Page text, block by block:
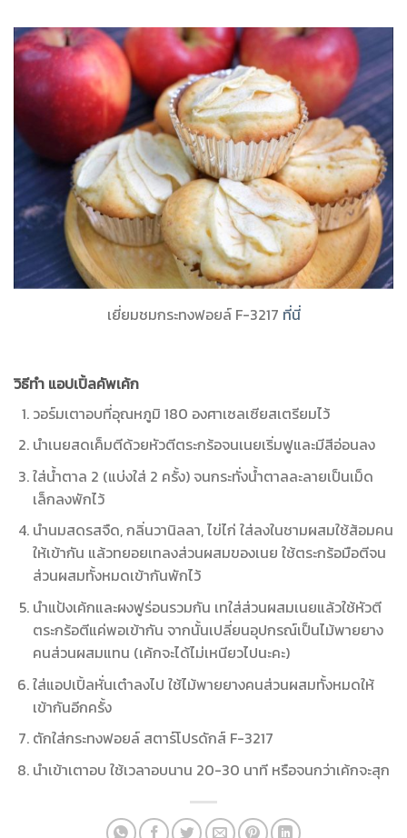
เยี่ยมชมกระทงฟอยล์ F-3217 ที่นี่
วิธีทำ แอปเปิ้ลคัพเค้ก
วอร์มเตาอบที่อุณหภูมิ 180 องศาเซลเซียสเตรียมไว้
นำเนยสดเค็มตีด้วยหัวตีตระกร้อจนเนยเริ่มฟูและมีสีอ่อนลง
ใส่น้ำตาล 2 (แบ่งใส่ 2 ครั้ง) จนกระทั่งน้ำตาลละลายเป็นเม็ด
เล็กลงพักไว้
นำนมสดรสจืด, กลิ่นวานิลลา, ไข่ไก่ ใส่ลงในชามผสมใช้ส้อมคน
ให้เข้ากัน แล้วทยอยเทลงส่วนผสมของเนย ใช้ตระกร้อมือตีจน
ส่วนผสมทั้งหมดเข้ากันพักไว้
นำแป้งเค้กและผงฟูร่อนรวมกัน เทใส่ส่วนผสมเนยแล้วใช้หัวตี
ตระกร้อตีแค่พอเข้ากัน จากนั้นเปลี่ยนอุปกรณ์เป็นไม้พายยาง
คนส่วนผสมแทน (เค้กจะได้ไม่เหนียวไปนะคะ)
ใส่แอปเปิ้ลหั่นเต๋าลงไป ใช้ไม้พายยางคนส่วนผสมทั้งหมดให้
เข้ากันอีกครั้ง
ตักใส่กระทงฟอยล์ สตาร์โปรดักส์ F-3217
นำเข้าเตาอบ ใช้เวลาอบนาน 20-30 นาที หรือจนกว่าเค้กจะสุก